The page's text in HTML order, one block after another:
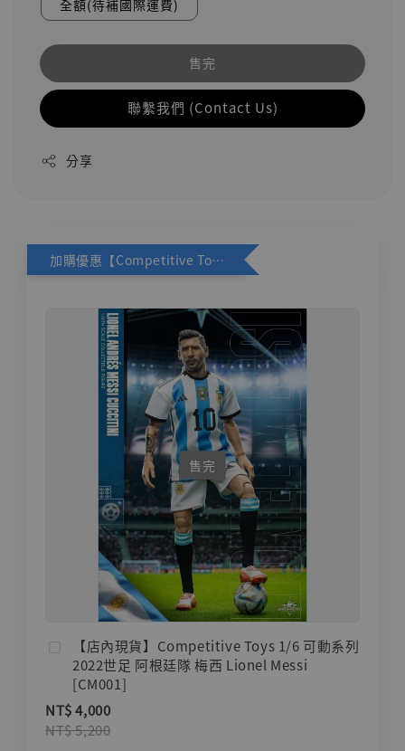
全額(待補國際運費)
售完
聯繫我們 (Contact Us)
分享
加購優惠【Competitive Toys 梅西 [CM001]】
售完
【店內現貨】Competitive Toys 1/6 可動系列
2022世足 阿根廷隊 梅西 Lionel Messi
[CM001]
NT$ 4,000
NT$ 5,200